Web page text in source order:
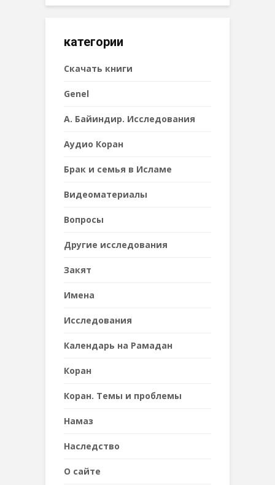
категории
Cкачать книги
Genel
А. Байиндир. Исследования
Аудио Коран
Брак и семья в Исламе
Видеоматериалы
Вопросы
Другие исследования
Закят
Имена
Исследования
Календарь на Рамадан
Коран
Коран. Темы и проблемы
Намаз
Наследствo
О сайте